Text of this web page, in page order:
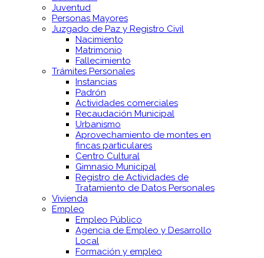
Juventud
Personas Mayores
Juzgado de Paz y Registro Civil
Nacimiento
Matrimonio
Fallecimiento
Trámites Personales
Instancias
Padrón
Actividades comerciales
Recaudación Municipal
Urbanismo
Aprovechamiento de montes en
fincas particulares
Centro Cultural
Gimnasio Municipal
Registro de Actividades de
Tratamiento de Datos Personales
Vivienda
Empleo
Empleo Público
Agencia de Empleo y Desarrollo
Local
Formación y empleo